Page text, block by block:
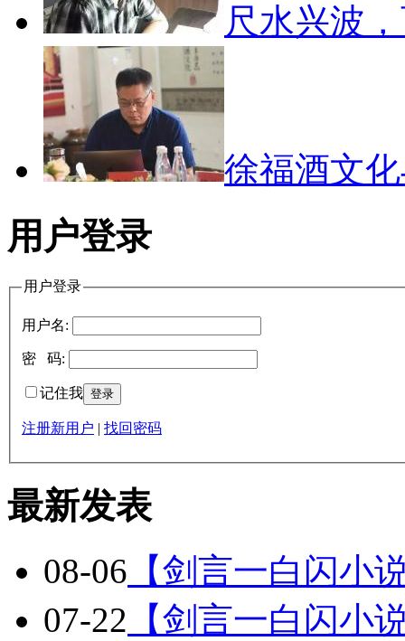
尺水兴波
徐福酒文
用户登录
用户登录
用户名:
密 码:
记住我
注册新用户 | 找回密码
最新发表
08-06 【剑言一白闪小
07-22 【剑言一白闪小